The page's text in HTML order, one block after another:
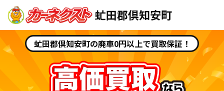
虻田郡倶知安町
虻田郡倶知安町の廃車0円以上で買取保証！